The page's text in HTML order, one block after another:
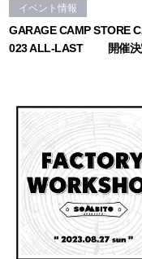
イベント情報
GARAGE CAMP STORE
023 ALL-LAST 開催決